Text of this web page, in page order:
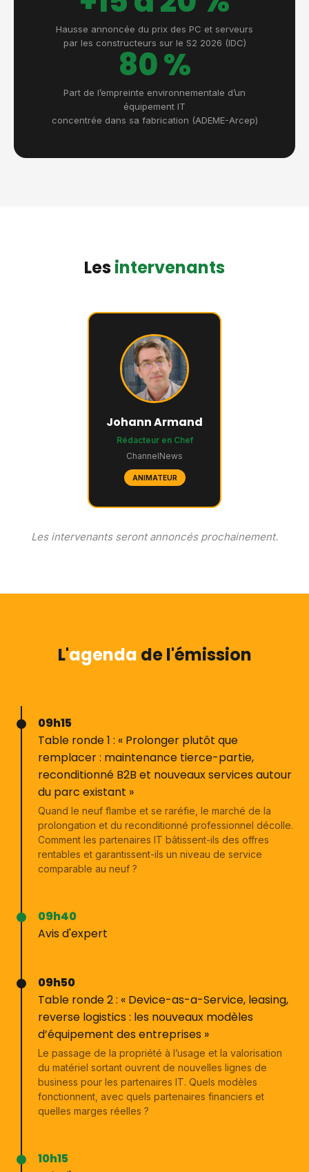
Hausse annoncée du prix des PC et serveurs
par les constructeurs sur le S2 2026 (IDC)
80 %
Part de l’empreinte environnementale d’un
équipement IT
concentrée dans sa fabrication (ADEME-Arcep)
Lesintervenants
Johann Armand
Rédacteur en Chef
ChannelNews
ANIMATEUR
Les intervenants seront annoncés prochainement.
L'agenda de l'émission
09h15
Table ronde 1 : « Prolonger plutôt que
remplacer : maintenance tierce-partie,
reconditionné B2B et nouveaux services autour
du parc existant »
Quand le neuf flambe et se raréfie, le marché de la
prolongation et du reconditionné professionnel décolle.
Comment les partenaires IT bâtissent-ils des offres
rentables et garantissent-ils un niveau de service
comparable au neuf ?
09h40
Avis d'expert
09h50
Table ronde 2 : « Device-as-a-Service, leasing,
reverse logistics : les nouveaux modèles
d’équipement des entreprises »
Le passage de la propriété à l’usage et la valorisation
du matériel sortant ouvrent de nouvelles lignes de
business pour les partenaires IT. Quels modèles
fonctionnent, avec quels partenaires financiers et
quelles marges réelles ?
10h15